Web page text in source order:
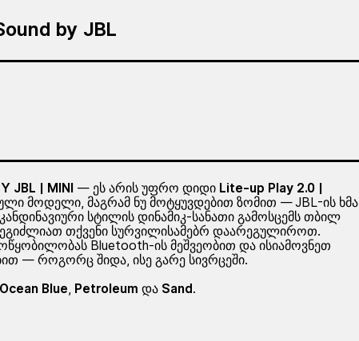
by JBL
JBL | MINI — ეს არის უფრო დიდი Lite-up Play 2.0 |
მოდელი, მაგრამ ნუ მოტყუვდებით ზომით — JBL-ის ხმა
სტილის დინამიკ-სანათი გამოსცემს თბილ
თქვენი სურვილისამებრ დაარეგულიროთ.
Bluetooth-ის მეშვეობით და ისიამოვნეთ
— როგორც შიდა, ისე გარე სივრცეში.
Ocean Blue, Petroleum და Sand.